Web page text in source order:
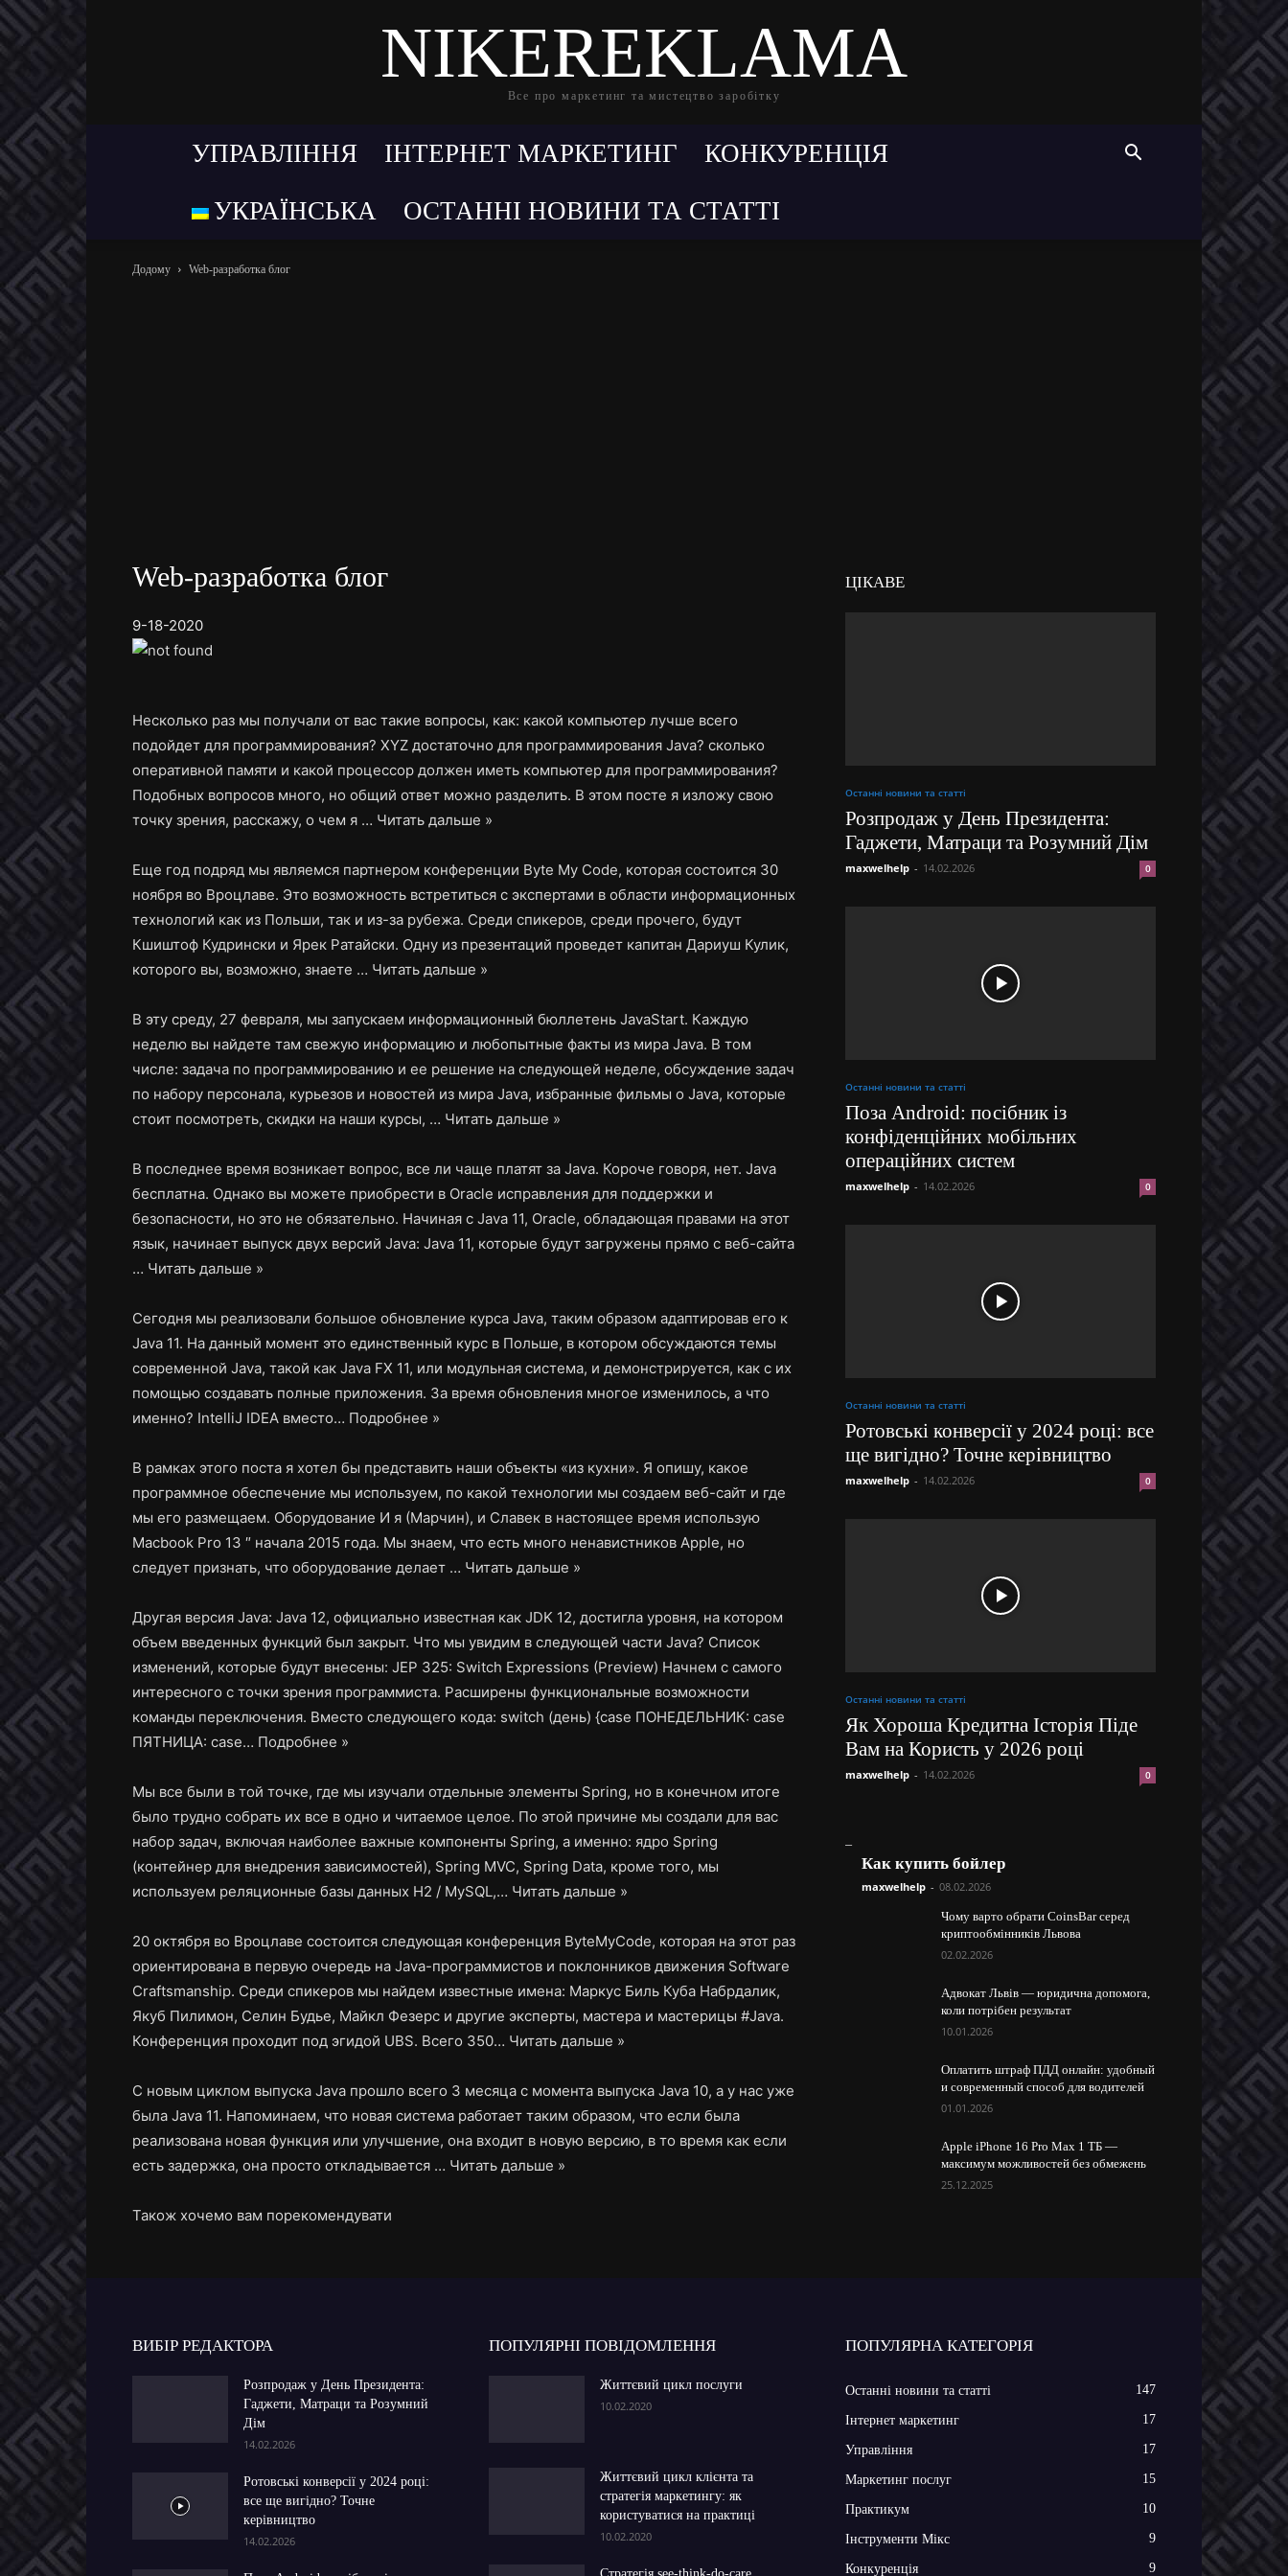
NIKEREKLAMA
Все про маркетинг та мистецтво заробітку
УПРАВЛІННЯ ІНТЕРНЕТ МАРКЕТИНГ
КОНКУРЕНЦІЯ
УКРАЇНСЬКА
ОСТАННІ НОВИНИ ТА СТАТТІ
Додому Web-разработка блог
Web-разработка блог
9-18-2020
Несколько раз мы получали от вас такие вопросы, как: какой компьютер лучше всего
подойдет для программирования? XYZ достаточно для программирования Java? сколько
оперативной памяти и какой процессор должен иметь компьютер для программирования?
Подобных вопросов много, но общий ответ можно разделить. В этом посте я изложу свою
точку зрения, расскажу, о чем я … Читать дальше »
Еще год подряд мы являемся партнером конференции Byte My Code, которая состоится 30
ноября во Вроцлаве. Это возможность встретиться с экспертами в области информационных
технологий как из Польши, так и из-за рубежа. Среди спикеров, среди прочего, будут
Кшиштоф Кудрински и Ярек Ратайски. Одну из презентаций проведет капитан Дариуш Кулик,
которого вы, возможно, знаете … Читать дальше »
В эту среду, 27 февраля, мы запускаем информационный бюллетень JavaStart. Каждую
неделю вы найдете там свежую информацию и любопытные факты из мира Java. В том
числе: задача по программированию и ее решение на следующей неделе, обсуждение задач
по набору персонала, курьезов и новостей из мира Java, избранные фильмы о Java, которые
стоит посмотреть, скидки на наши курсы, … Читать дальше »
В последнее время возникает вопрос, все ли чаще платят за Java. Короче говоря, нет. Java
бесплатна. Однако вы можете приобрести в Oracle исправления для поддержки и
безопасности, но это не обязательно. Начиная с Java 11, Oracle, обладающая правами на этот
язык, начинает выпуск двух версий Java: Java 11, которые будут загружены прямо с веб-сайта
… Читать дальше »
Сегодня мы реализовали большое обновление курса Java, таким образом адаптировав его к
Java 11. На данный момент это единственный курс в Польше, в котором обсуждаются темы
современной Java, такой как Java FX 11, или модульная система, и демонстрируется, как с их
помощью создавать полные приложения. За время обновления многое изменилось, а что
именно? IntelliJ IDEA вместо… Подробнее »
В рамках этого поста я хотел бы представить наши объекты «из кухни». Я опишу, какое
программное обеспечение мы используем, по какой технологии мы создаем веб-сайт и где
мы его размещаем. Оборудование И я (Марчин), и Славек в настоящее время использую
Macbook Pro 13 ″ начала 2015 года. Мы знаем, что есть много ненавистников Apple, но
следует признать, что оборудование делает … Читать дальше »
Другая версия Java: Java 12, официально известная как JDK 12, достигла уровня, на котором
объем введенных функций был закрыт. Что мы увидим в следующей части Java? Список
изменений, которые будут внесены: JEP 325: Switch Expressions (Preview) Начнем с самого
интересного с точки зрения программиста. Расширены функциональные возможности
команды переключения. Вместо следующего кода: switch (день) {case ПОНЕДЕЛЬНИК: case
ПЯТНИЦА: case… Подробнее »
Мы все были в той точке, где мы изучали отдельные элементы Spring, но в конечном итоге
было трудно собрать их все в одно и читаемое целое. По этой причине мы создали для вас
набор задач, включая наиболее важные компоненты Spring, а именно: ядро Spring
(контейнер для внедрения зависимостей), Spring MVC, Spring Data, кроме того, мы
используем реляционные базы данных H2 / MySQL,… Читать дальше »
20 октября во Вроцлаве состоится следующая конференция ByteMyCode, которая на этот раз
ориентирована в первую очередь на Java-программистов и поклонников движения Software
Craftsmanship. Среди спикеров мы найдем известные имена: Маркус Биль Куба Набрдалик,
Якуб Пилимон, Селин Будье, Майкл Фезерс и другие эксперты, мастера и мастерицы #Java.
Конференция проходит под эгидой UBS. Всего 350… Читать дальше »
С новым циклом выпуска Java прошло всего 3 месяца с момента выпуска Java 10, а у нас уже
была Java 11. Напоминаем, что новая система работает таким образом, что если была
реализована новая функция или улучшение, она входит в новую версию, в то время как если
есть задержка, она просто откладывается … Читать дальше »
Також хочемо вам порекомендувати
ЦІКАВЕ
Останні новини та статті
Розпродаж у День Президента:
Гаджети, Матраци та Розумний Дім
maxwelhelp - 14.02.2026 0
Останні новини та статті
Поза Android: посібник із
конфіденційних мобільних
операційних систем
maxwelhelp - 14.02.2026 0
Останні новини та статті
Ротовські конверсії у 2024 році: все
ще вигідно? Точне керівництво
maxwelhelp - 14.02.2026 0
Останні новини та статті
Як Хороша Кредитна Історія Піде
Вам на Користь у 2026 році
maxwelhelp - 14.02.2026 0
Как купить бойлер
maxwelhelp - 08.02.2026
Чому варто обрати CoinsBar серед
криптообмінників Львова
02.02.2026
Адвокат Львів — юридична допомога,
коли потрібен результат
10.01.2026
Оплатить штраф ПДД онлайн: удобный
и современный способ для водителей
01.01.2026
Apple iPhone 16 Pro Max 1 ТБ —
максимум можливостей без обмежень
25.12.2025
ВИБІР РЕДАКТОРА
Розпродаж у День Президента:
Гаджети, Матраци та Розумний
Дім
14.02.2026
Ротовські конверсії у 2024 році:
все ще вигідно? Точне
керівництво
14.02.2026
ПОПУЛЯРНІ ПОВІДОМЛЕННЯ
Життєвий цикл послуги
10.02.2020
Життєвий цикл клієнта та
стратегія маркетингу: як
користуватися на практиці
10.02.2020
ПОПУЛЯРНА КАТЕГОРІЯ
Останні новини та статті 147
Інтернет маркетинг 17
Управління 17
Маркетинг послуг 15
Практикум 10
Інструменти Мікс 9
Конкуренція 9